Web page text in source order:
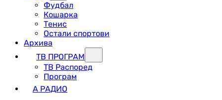
Фудбал
Кошарка
Тенис
Остали спортови
Архива
ТВ ПРОГРАМ
ТВ Распоред
Програм
А РАДИО